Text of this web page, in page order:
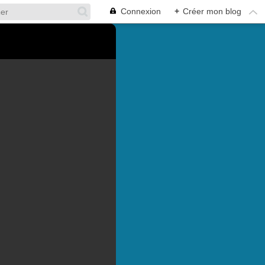
Connexion + Créer mon blog